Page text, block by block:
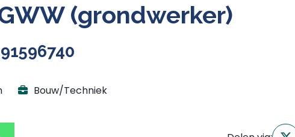
(grondwerker)
Bouw/Techniek